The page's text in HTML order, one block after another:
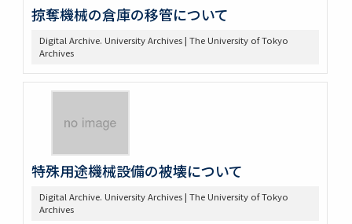
掠奪機械の倉庫の移管について
Digital Archive. University Archives | The University of Tokyo
Archives
特殊用途機械設備の被壊について
Digital Archive. University Archives | The University of Tokyo
Archives